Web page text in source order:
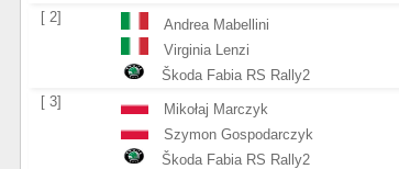
[ 2]
Andrea Mabellini
Virginia Lenzi
Škoda Fabia RS Rally2
[ 3]
Mikołaj Marczyk
Szymon Gospodarczyk
Škoda Fabia RS Rally2